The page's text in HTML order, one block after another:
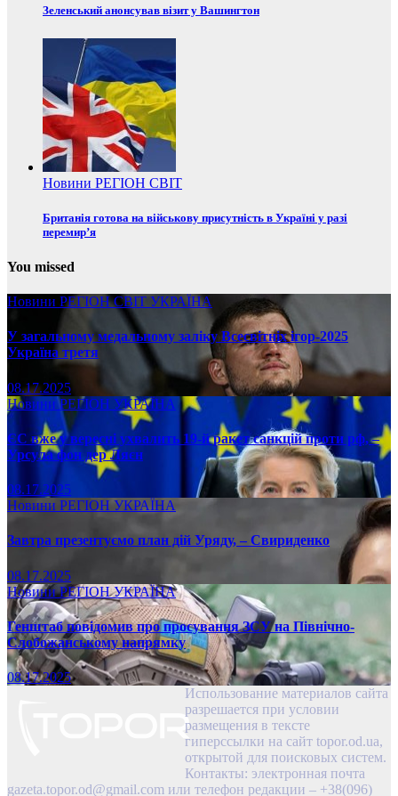
Зеленський анонсував візит у Вашингтон
Новини РЕГІОН СВІТ
Британія готова на військову присутність в Україні у разі
перемир’я
You missed
Новини РЕГІОНСВІТ УКРАЇНА
У загальному медальному заліку Всесвітніх ігор-2025
Україна третя
08.17.2025
НовиниРЕГІОН УКРАЇНА
ЄС вже у вересні ухвалить 19-й ракет санкцій проти рф, –
Урсула фон дер Ляєн
08.17.2025
Новини РЕГІОН УКРАЇНА
Завтра презентуємо план дій Уряду, – Свириденко
08.17.2025
НовиниРЕГІОНУКРАЇНА
Генштаб повідомив про просування ЗСУ на Північно-
Слобожанському напрямку
08.17.2025
Использование материалов сайта
разрешается при условии
размещения в тексте
гиперссылки на сайт topor.od.ua,
открытой для поисковых систем.
Контакты: электронная почта
gazeta.topor.od@gmail.com или телефон редакции – +38(096)